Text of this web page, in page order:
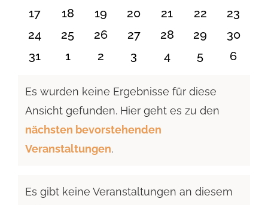
Veranstaltungen
Veranstaltungen
Veranstaltungen
Veranstaltungen
Veranstaltungen
0
Veranstaltungen
17
0
Veranstaltungen
18
0
Veranstaltungen
19
0
Veranstaltungen
20
0
Veranstaltungen
21
0
22
0
23
0
Veranstaltungen
24
0
Veranstaltungen
25
0
Veranstaltungen
26
0
Veranstaltungen
27
0
Veranstaltungen
28
0
29
0
30
0
31
0
1
0
2
0
3
0
4
0
5
0
6
Hinweis
Es wurden keine Ergebnisse für diese
Ansicht gefunden. Hier geht es zu den
nächsten bevorstehenden
Veranstaltungen.
Es gibt keine Veranstaltungen an diesem